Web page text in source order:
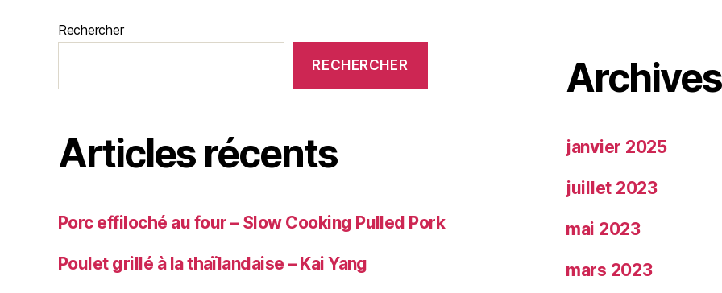
Rechercher
RECHERCHER
Articles récents
Porc effiloché au four – Slow Cooking Pulled Pork
Poulet grillé à la thaïlandaise – Kai Yang
Archives
janvier 2025
juillet 2023
mai 2023
mars 2023